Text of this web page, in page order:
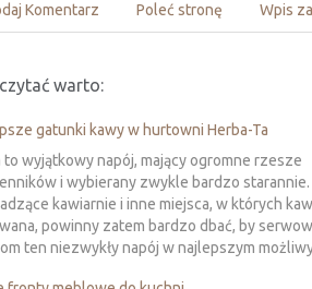
Komentarz Poleć stronę Wpis
warto:
gatunki kawy w hurtowni Herba-Ta
to wyjątkowy napój, mający ogromne rzesze
i wybierany zwykle bardzo
kawiarnie i inne miejsca, w których
powinny zatem bardzo dbać, by
ten niezwykły napój w najlepszym